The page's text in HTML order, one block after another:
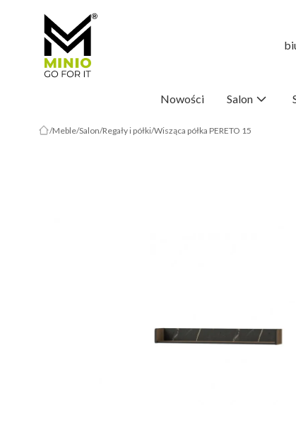
Nowości Salon
Meble Salon Regały i półki Wisząca półka PERETO 15